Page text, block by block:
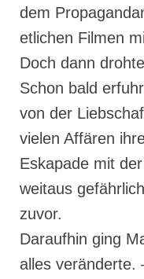
dem
etlichen Filmen
Doch dann
Schon bald
von der
vielen Affären
Eskapade mit
weitaus
zuvor.
Daraufhin ging
alles veränderte.